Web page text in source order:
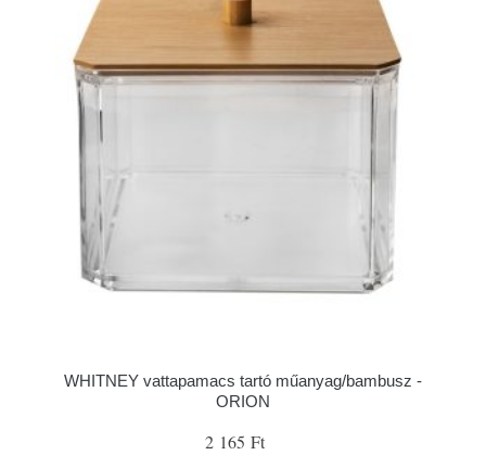
WHITNEY vattapamacs tartó műanyag/bambusz -
ORION
2 165 Ft